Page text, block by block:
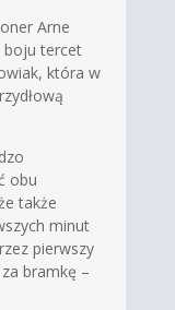
Arne
boju tercet
która w
obu
także
minut
pierwszy
bramkę –